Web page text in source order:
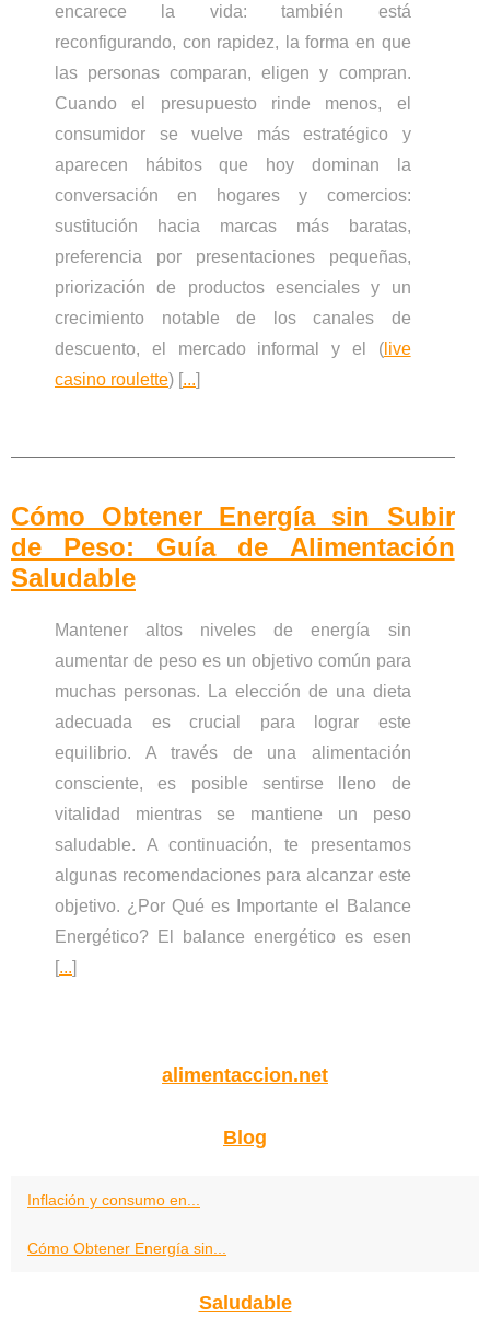
encarece la vida: también está
reconfigurando, con rapidez, la forma en que
las personas comparan, eligen y compran.
Cuando el presupuesto rinde menos, el
consumidor se vuelve más estratégico y
aparecen hábitos que hoy dominan la
conversación en hogares y comercios:
sustitución hacia marcas más baratas,
preferencia por presentaciones pequeñas,
priorización de productos esenciales y un
crecimiento notable de los canales de
descuento, el mercado informal y el (live
casino roulette) [...]
Cómo Obtener Energía sin Subir
de Peso: Guía de Alimentación
Saludable
Mantener altos niveles de energía sin
aumentar de peso es un objetivo común para
muchas personas. La elección de una dieta
adecuada es crucial para lograr este
equilibrio. A través de una alimentación
consciente, es posible sentirse lleno de
vitalidad mientras se mantiene un peso
saludable. A continuación, te presentamos
algunas recomendaciones para alcanzar este
objetivo. ¿Por Qué es Importante el Balance
Energético? El balance energético es esen
[...]
alimentaccion.net
Blog
Inflación y consumo en...
Cómo Obtener Energía sin...
Saludable